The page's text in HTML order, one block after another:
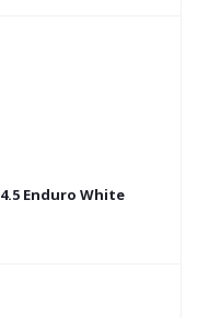
Enduro White